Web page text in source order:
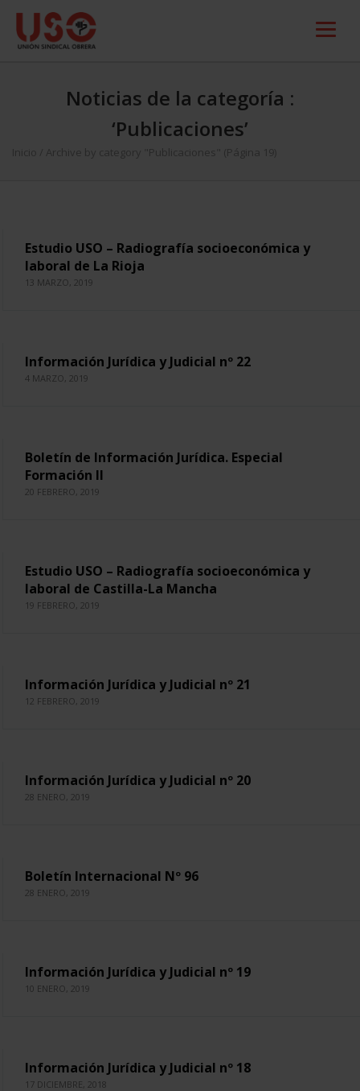
Noticias de la categoría :
‘Publicaciones’
Inicio Archive by category "Publicaciones" (Página 19)
Estudio USO – Radiografía socioeconómica y
laboral de La Rioja
13 MARZO, 2019
Información Jurídica y Judicial nº 22
4 MARZO, 2019
Boletín de Información Jurídica. Especial
Formación II
20 FEBRERO, 2019
Estudio USO – Radiografía socioeconómica y
laboral de Castilla-La Mancha
19 FEBRERO, 2019
Información Jurídica y Judicial nº 21
12 FEBRERO, 2019
Información Jurídica y Judicial nº 20
28 ENERO, 2019
Boletín Internacional Nº 96
28 ENERO, 2019
Información Jurídica y Judicial nº 19
10 ENERO, 2019
Información Jurídica y Judicial nº 18
17 DICIEMBRE, 2018